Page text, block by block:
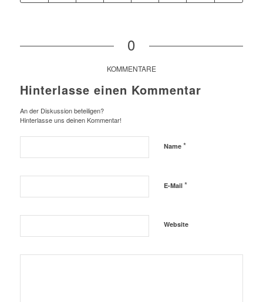
0
KOMMENTARE
Hinterlasse einen Kommentar
An der Diskussion beteiligen?
Hinterlasse uns deinen Kommentar!
Name *
E-Mail *
Website